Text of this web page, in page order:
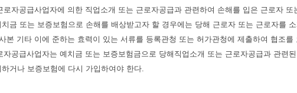
자공급사업자에 의한 직업소개 또는 근로자공급과 관련하여 손해를 입은 근로자 또
금 또는 보증보험으로 손해를 배상받고자 할 경우에는 당해 근로자 또는 근로자를
본 기타 이에 준하는 효력이 있는 서류를 등록관청 또는 허가관청에 제출하여 협조를
공급사업자는 예치금 또는 보증보험금으로 당해직업소개 또는 근로자공급과 관련
거나 보증보험에 다시 가입하여야 한다.